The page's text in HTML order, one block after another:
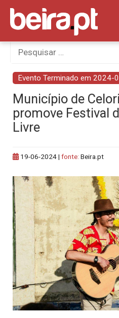
Skip
content
Procurar
por:
Evento Terminado em 2024-
Município de
promove Festival
Livre
19-06-2024| fonte: Beira.pt